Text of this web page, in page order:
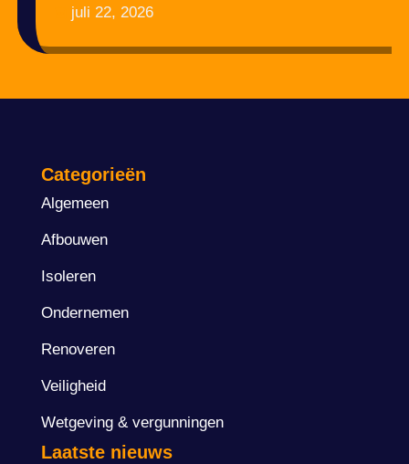
juli 22, 2026
Categorieën
Algemeen
Afbouwen
Isoleren
Ondernemen
Renoveren
Veiligheid
Wetgeving & vergunningen
Laatste nieuws